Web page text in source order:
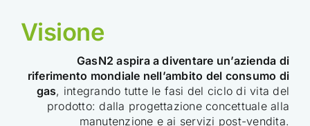
Visione
GasN2 aspira a diventare un’azienda di
riferimento mondiale nell’ambito del consumo di
gas, integrando tutte le fasi del ciclo di vita del
prodotto: dalla progettazione concettuale alla
manutenzione e ai servizi post-vendita.